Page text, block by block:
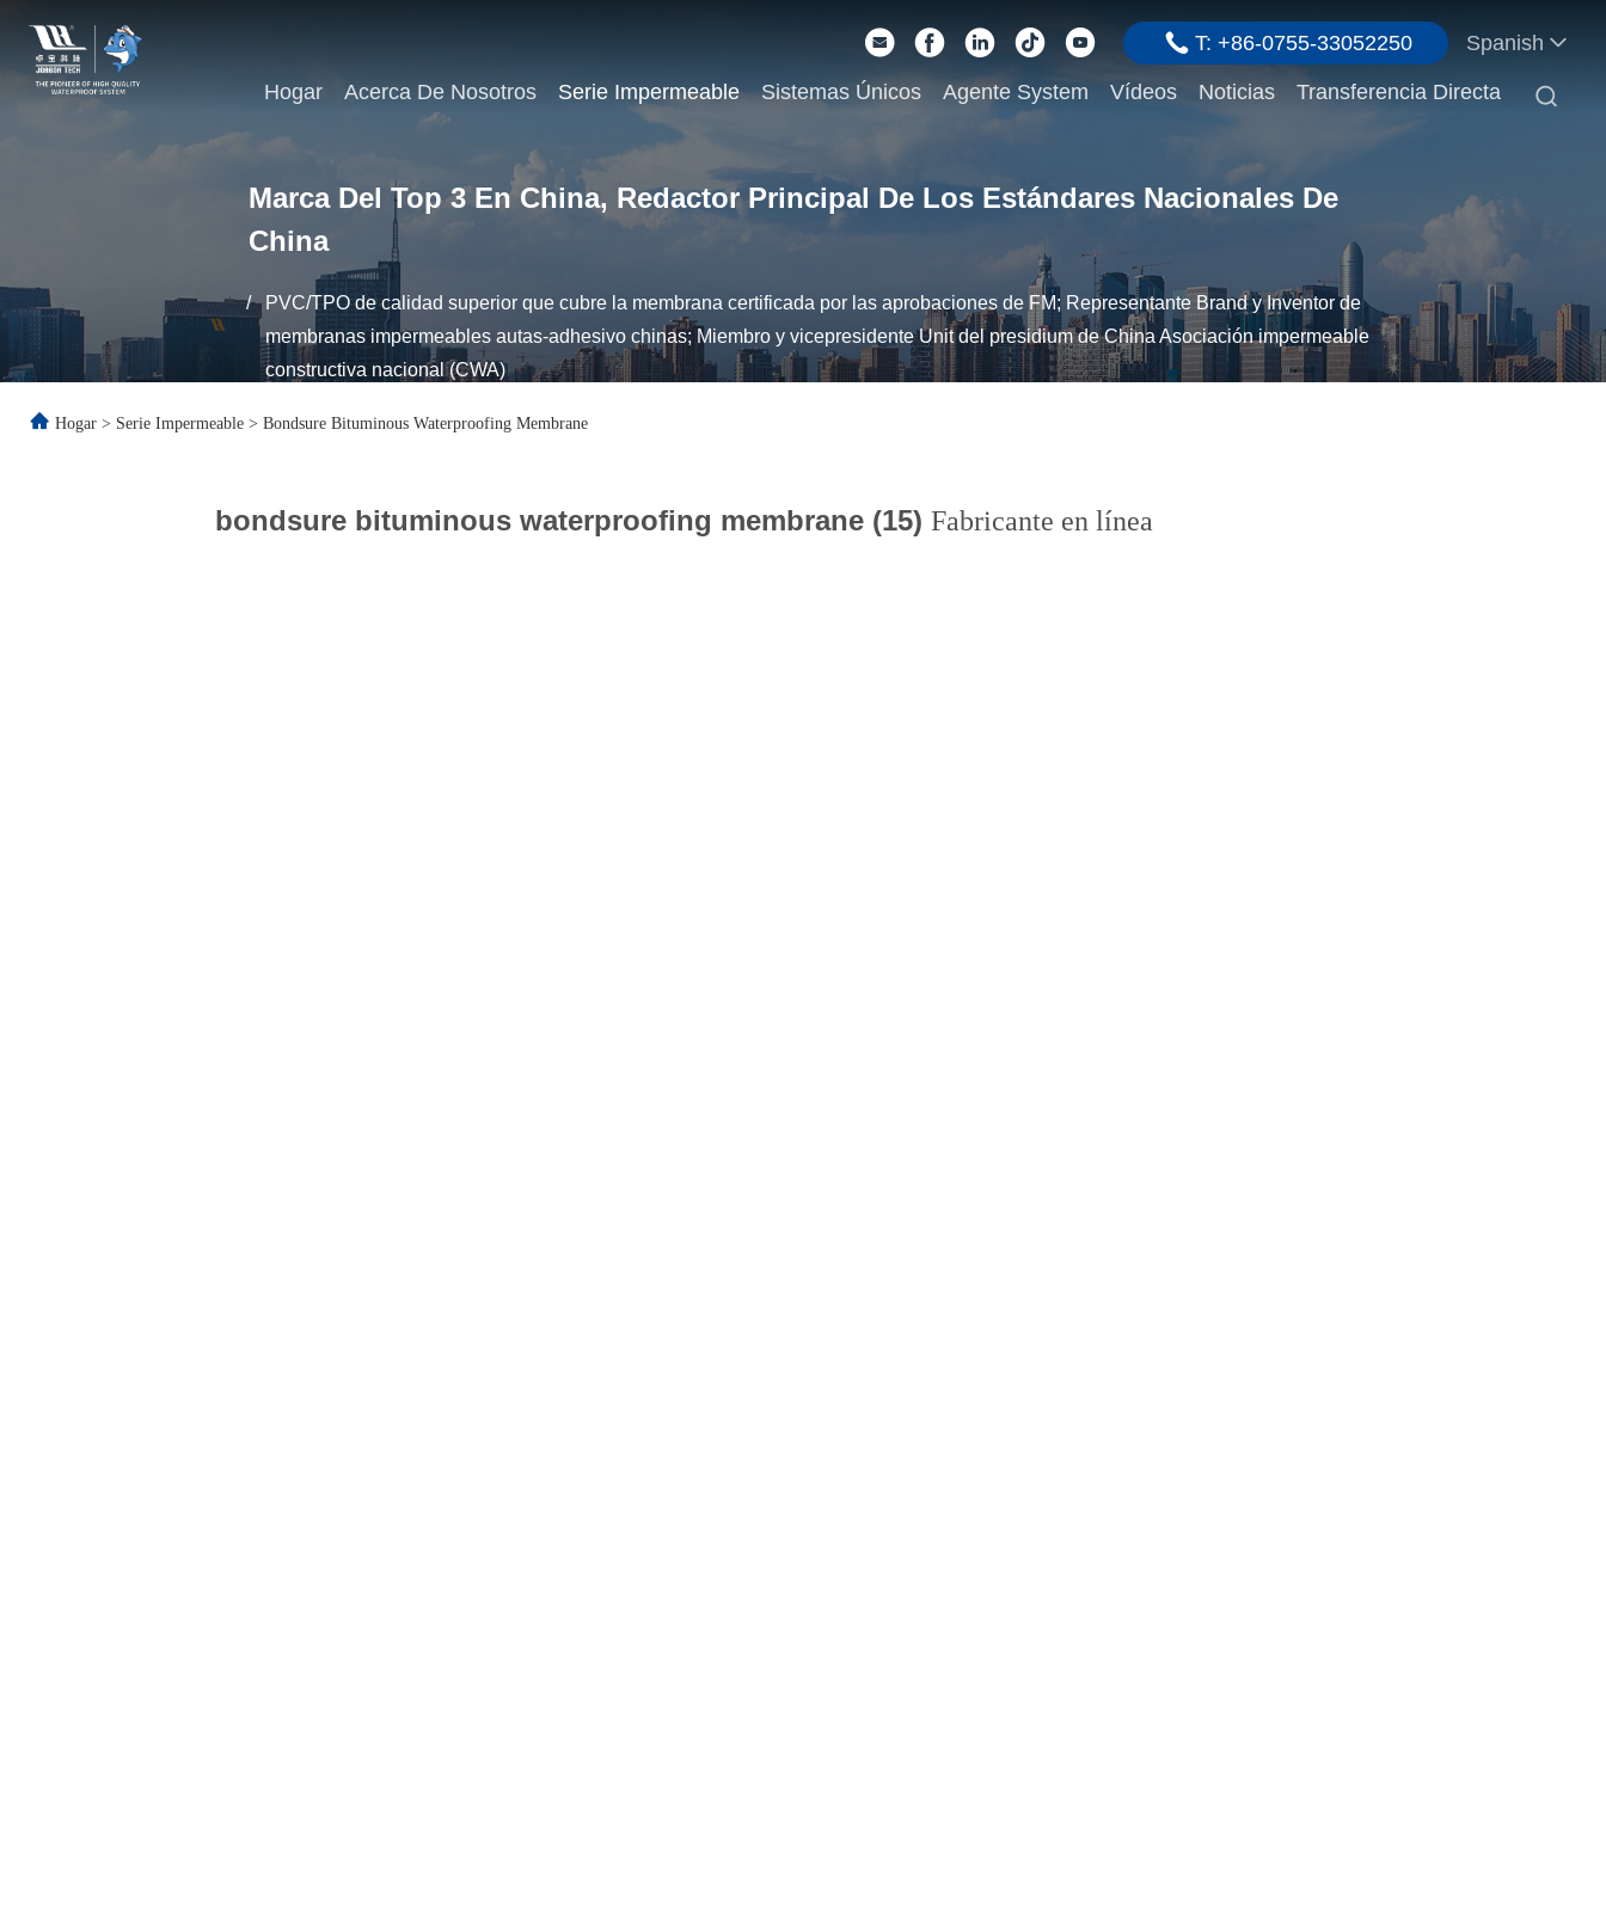
T: +86-0755-33052250 Spanish
Hogar Acerca De Nosotros Serie Impermeable Sistemas Únicos Agente System Vídeos Noticias Transferencia Directa 
Marca Del Top 3 En China, Redactor Principal De Los Estándares Nacionales De
China
/
PVC/TPO de calidad superior que cubre la membrana certificada por las aprobaciones de FM; Representante Brand y Inventor de
membranas impermeables autas-adhesivo chinas; Miembro y vicepresidente Unit del presidium de China Asociación impermeable
constructiva nacional (CWA)
Hogar > Serie Impermeable > Bondsure Bituminous Waterproofing Membrane
bondsure bituminous waterproofing membrane (15) Fabricante en línea